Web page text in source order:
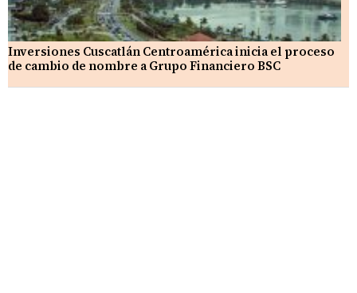
Inversiones Cuscatlán Centroamérica inicia el proceso
de cambio de nombre a Grupo Financiero BSC